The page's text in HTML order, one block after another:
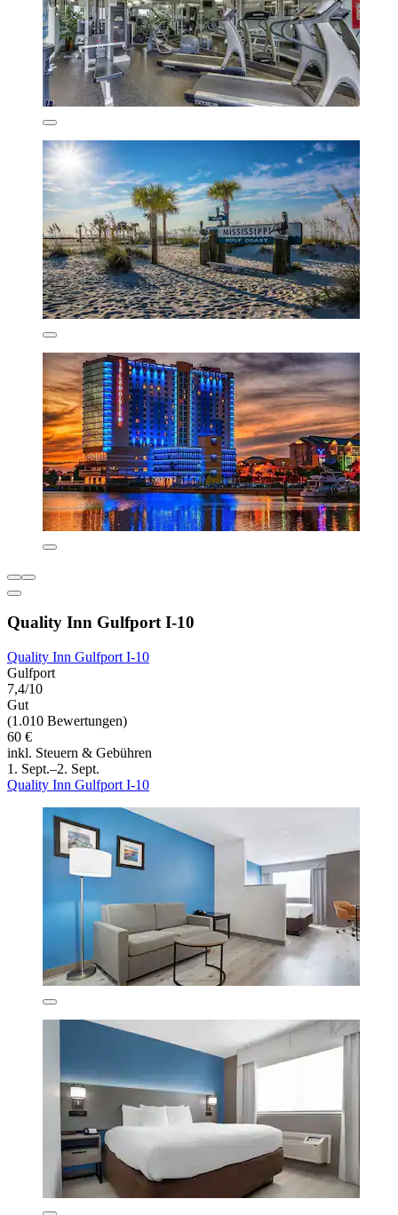
Quality Inn Gulfport I-10
Quality Inn Gulfport I-10
Gulfport
7,4/10
Gut
(1.010 Bewertungen)
60 €
inkl. Steuern & Gebühren
1. Sept.–2. Sept.
Quality Inn Gulfport I-10